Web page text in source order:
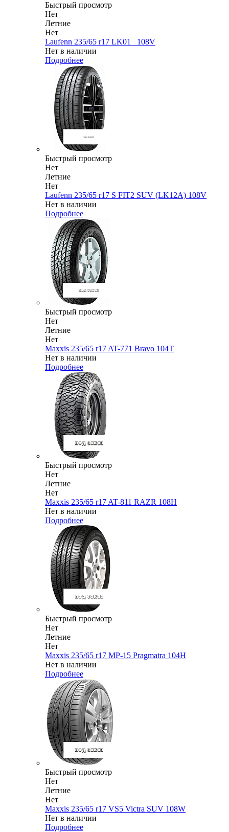
Быстрый просмотр
Нет
Летние
Нет
Laufenn 235/65 r17 LK01_ 108V
Нет в наличии
Подробнее
Быстрый просмотр
Нет
Летние
Нет
Laufenn 235/65 r17 S FIT2 SUV (LK12A) 108V
Нет в наличии
Подробнее
Быстрый просмотр
Нет
Летние
Нет
Maxxis 235/65 r17 AT-771 Bravo 104T
Нет в наличии
Подробнее
Быстрый просмотр
Нет
Летние
Нет
Maxxis 235/65 r17 AT-811 RAZR 108H
Нет в наличии
Подробнее
Быстрый просмотр
Нет
Летние
Нет
Maxxis 235/65 r17 MP-15 Pragmatra 104H
Нет в наличии
Подробнее
Быстрый просмотр
Нет
Летние
Нет
Maxxis 235/65 r17 VS5 Victra SUV 108W
Нет в наличии
Подробнее